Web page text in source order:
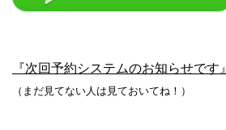
『次回予約システムのお知らせです』
（まだ見てない人は見ておいてね！）